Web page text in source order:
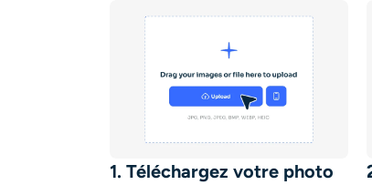
1. Téléchargez votre photo